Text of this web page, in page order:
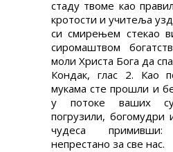
стаду твоме као
кротости и учитеља
си смирењем стекао
сиромаштвом
моли Христа Бога да
Кондак, глас 2. Као
мукама сте прошли и
у потоке ваших
погрузили, богомудри
чудеса
непрестано за све нас.